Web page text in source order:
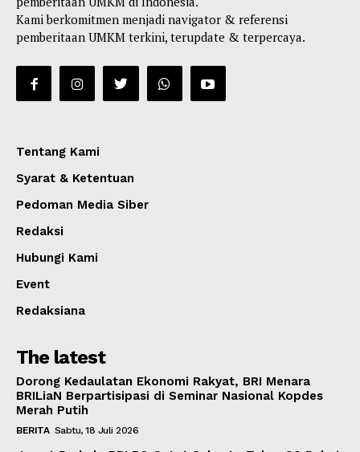
Kami berkomitmen menjadi navigator & referensi
pemberitaan UMKM terkini, terupdate & terpercaya.
Tentang Kami
Syarat & Ketentuan
Pedoman Media Siber
Redaksi
Hubungi Kami
Event
Redaksiana
The latest
Dorong Kedaulatan Ekonomi Rakyat, BRI Menara
BRILiaN Berpartisipasi di Seminar Nasional Kopdes
Merah Putih
BERITA Sabtu, 18 Juli 2026